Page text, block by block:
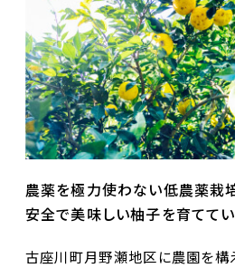
農薬を極力使わない低農薬栽
安全で美味しい柚子を育ててい
古座川町月野瀬地区に農園を構